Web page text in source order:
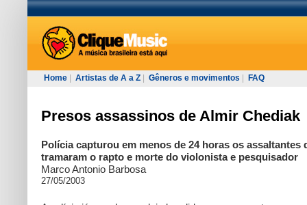
Home Artistas de A a Z Gêneros e movimentos FAQ
Presos assassinos de Almir Chediak
Polícia capturou em menos de 24 horas os assaltantes
tramaram o rapto e morte do violonista e pesquisador
Marco Antonio Barbosa
27/05/2003